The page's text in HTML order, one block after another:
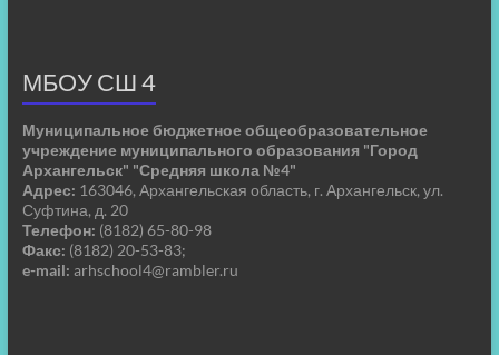
МБОУ СШ 4
Муниципальное бюджетное общеобразовательное
учреждение муниципального образования "Город
Архангельск" "Средняя школа №4"
Адрес: 163046, Архангельская область, г. Архангельск, ул.
Суфтина, д. 20
Телефон: (8182) 65-80-98
Факс: (8182) 20-53-83;
e-mail: arhschool4@rambler.ru